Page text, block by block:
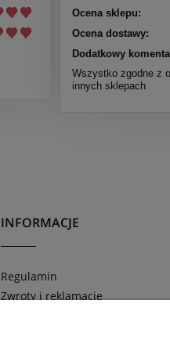
Ocena sklepu:
Ocena dostawy:
Dodatkowy
Wszystko zgodne z
innych sklepach
INFORMACJE
Regulamin
Zwroty i reklamacje